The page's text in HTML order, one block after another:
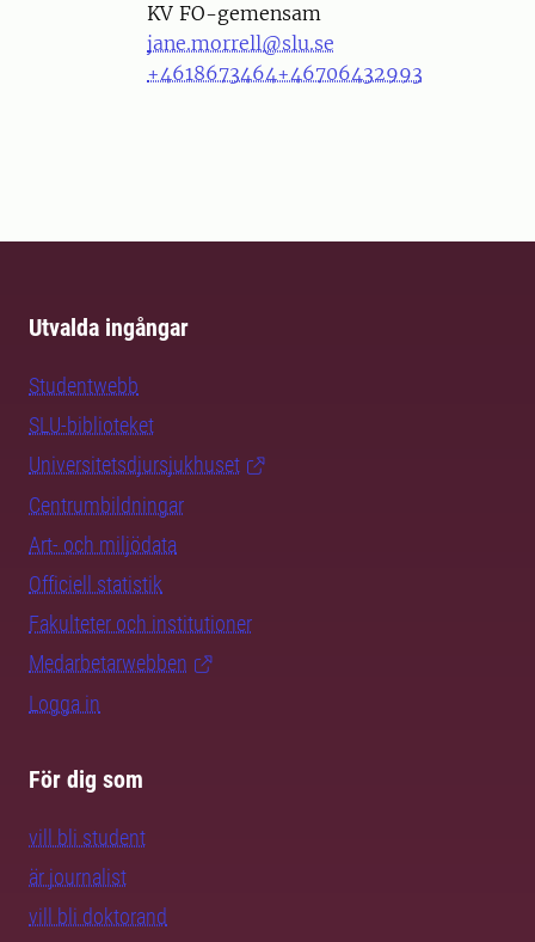
KV FO-gemensam
jane.morrell@slu.se
+4618673464+46706432993
Utvalda ingångar
Studentwebb
SLU-biblioteket
Universitetsdjursjukhuset
Centrumbildningar
Art- och miljödata
Officiell statistik
Fakulteter och institutioner
Medarbetarwebben
Logga in
För dig som
vill bli student
är journalist
vill bli doktorand